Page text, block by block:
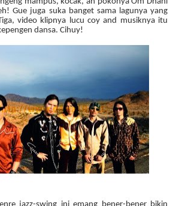
Gue juga suka banget sama lagunya yang
video klipnya lucu coy and musiknya itu
dansa. Cihuy!